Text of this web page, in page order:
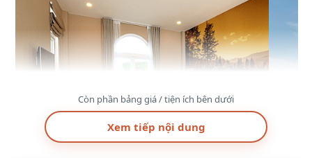
Còn phần bảng giá / tiện ích bên dưới
Xem tiếp nội dung